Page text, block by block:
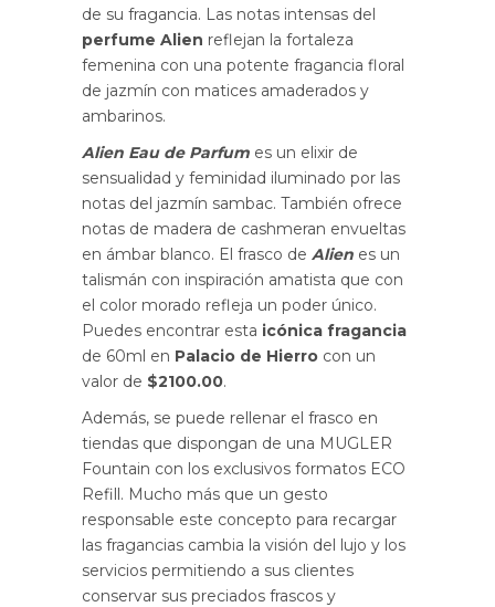
de su fragancia. Las notas intensas del
perfume Alien reflejan la fortaleza
femenina con una potente fragancia floral
de jazmín con matices amaderados y
ambarinos.
Alien Eau de Parfum es un elixir de
sensualidad y feminidad iluminado por las
notas del jazmín sambac. También ofrece
notas de madera de cashmeran envueltas
en ámbar blanco. El frasco de Alien es un
talismán con inspiración amatista que con
el color morado refleja un poder único.
Puedes encontrar esta icónica fragancia
de 60ml en Palacio de Hierro con un
valor de $2100.00.
Además, se puede rellenar el frasco en
tiendas que dispongan de una MUGLER
Fountain con los exclusivos formatos ECO
Refill. Mucho más que un gesto
responsable este concepto para recargar
las fragancias cambia la visión del lujo y los
servicios permitiendo a sus clientes
conservar sus preciados frascos y